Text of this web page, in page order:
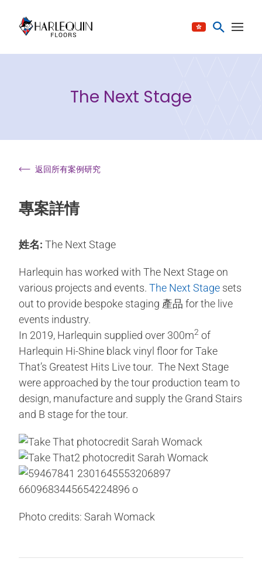
The Next Stage
返回所有案例研究
專案詳情
姓名: The Next Stage
Harlequin has worked with The Next Stage on
various projects and events. The Next Stage sets
out to provide bespoke staging 產品 for the live
events industry.
In 2019, Harlequin supplied over 300m2 of
Harlequin Hi-Shine black vinyl floor for Take
That’s Greatest Hits Live tour. The Next Stage
were approached by the tour production team to
design, manufacture and supply the Grand Stairs
and B stage for the tour.
Photo credits: Sarah Womack